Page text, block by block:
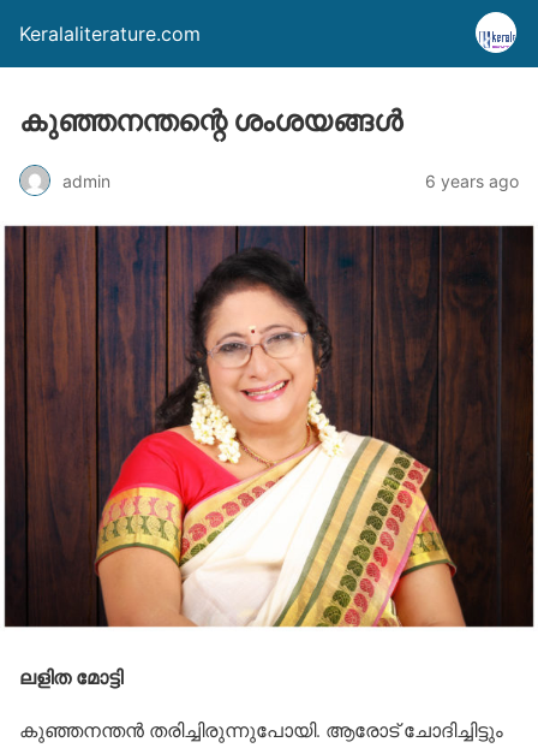
Keralaliterature.com
കുഞ്ഞനന്തന്റെ ശംശയങ്ങള്‍
admin 6 years ago
ലളിത മോട്ടി
കുഞ്ഞനന്തന്‍ തരിച്ചിരുന്നുപോയി. ആരോട് ചോദിച്ചിട്ടും